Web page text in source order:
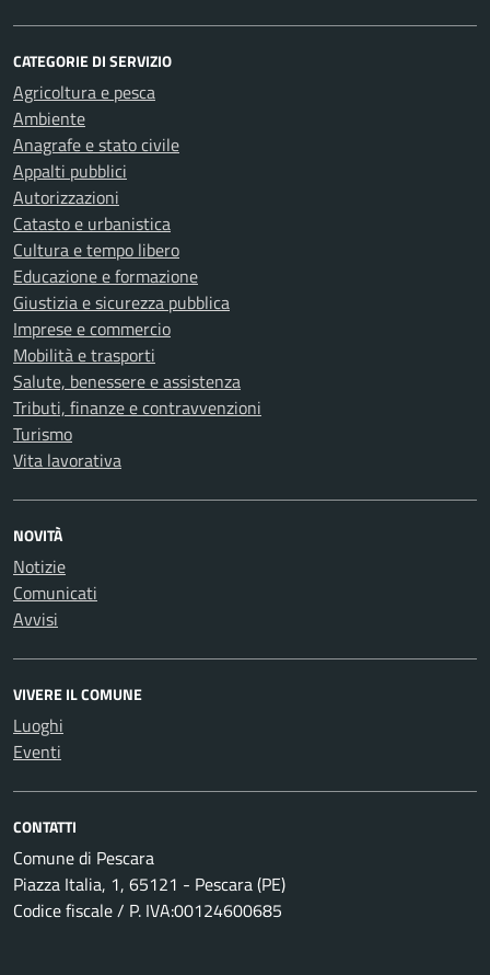
CATEGORIE DI SERVIZIO
Agricoltura e pesca
Ambiente
Anagrafe e stato civile
Appalti pubblici
Autorizzazioni
Catasto e urbanistica
Cultura e tempo libero
Educazione e formazione
Giustizia e sicurezza pubblica
Imprese e commercio
Mobilità e trasporti
Salute, benessere e assistenza
Tributi, finanze e contravvenzioni
Turismo
Vita lavorativa
NOVITÀ
Notizie
Comunicati
Avvisi
VIVERE IL COMUNE
Luoghi
Eventi
CONTATTI
Comune di Pescara
Piazza Italia, 1, 65121 - Pescara (PE)
Codice fiscale / P. IVA:00124600685